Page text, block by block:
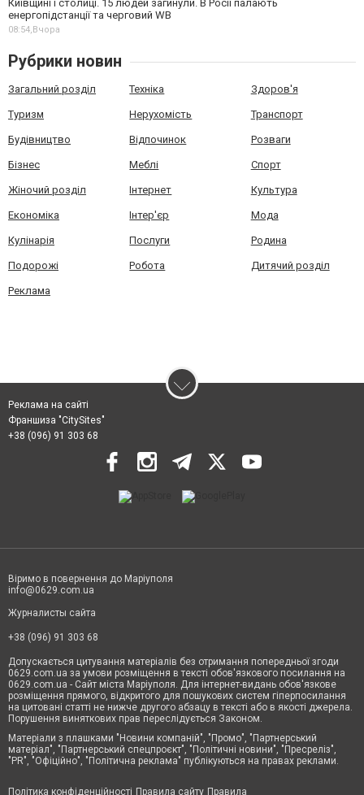
Київщині і столиці. 15 людей загинули. В Росії палають
енергопідстанції та черговий WB
08:54,Вчора
Рубрики новин
Загальний розділ Техніка Здоров'я
Туризм Нерухомість Транспорт
Будівництво Відпочинок Розваги
Бізнес Меблі Спорт
Жіночий розділ Інтернет Культура
Економіка Інтер'єр Мода
Кулінарія Послуги Родина
Подорожі Робота Дитячий розділ
Реклама
Реклама на сайті
Франшиза "CitySites"
+38 (096) 91 303 68
Віримо в повернення до Маріуполя
info@0629.com.ua
Журналисты сайта
+38 (096) 91 303 68
Допускається цитування матеріалів без отримання попередньої згоди
0629.com.ua за умови розміщення в тексті обов'язкового посилання на
0629.com.ua - Сайт міста Маріуполя. Для інтернет-видань обов'язкове
розміщення прямого, відкритого для пошукових систем гіперпосилання
на цитовані статті не нижче другого абзацу в тексті або в якості джерела.
Порушення виняткових прав переслідується Законом.
Матеріали з плашками "Новини компаній", "Промо", "Партнерський
матеріал", "Партнерський спецпроєкт", "Політичні новини", "Пресреліз",
"PR", "Офіційно", "Політична реклама" публікуються на правах реклами.
Політика конфіденційності Правила сайту Правила